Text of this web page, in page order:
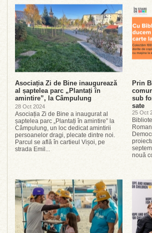
Asociația Zi de Bine inaugurează
al șaptelea parc „Plantați în
amintire”, la Câmpulung
28 Oct 2024
Asociația Zi de Bine a inaugurat al
șaptelea parc „Plantați în amintire” la
Câmpulung, un loc dedicat amintirii
persoanelor dragi, plecate dintre noi.
Parcul se află în cartieul Vișoi, pe
strada Emil...
Prin
sub
sate
25 Oct
nouă